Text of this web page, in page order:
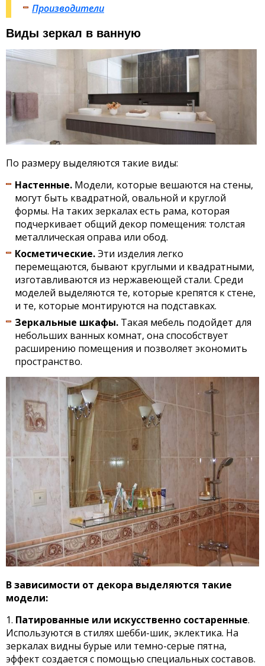
Производители
Виды зеркал в ванную
По размеру выделяются такие виды:
Настенные. Модели, которые вешаются на стены,
могут быть квадратной, овальной и круглой
формы. На таких зеркалах есть рама, которая
подчеркивает общий декор помещения: толстая
металлическая оправа или обод.
Косметические.Эти изделия легко
перемещаются, бывают круглыми и квадратными,
изготавливаются из нержавеющей стали. Среди
моделей выделяются те, которые крепятся к стене,
и те, которые монтируются на подставках.
Зеркальные шкафы. Такая мебель подойдет для
небольших ванных комнат, она способствует
расширению помещения и позволяет экономить
пространство.
В зависимости от декора выделяются такие
модели:
Патированные или искусственно состаренные.
Используются в стилях шебби-шик, эклектика. На
зеркалах видны бурые или темно-серые пятна,
эффект создается с помощью специальных составов.